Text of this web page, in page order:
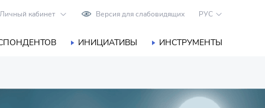
Личный кабинет Версия для слабовидящих РУС
ИНИЦИАТИВЫ ИНСТРУМЕНТЫ